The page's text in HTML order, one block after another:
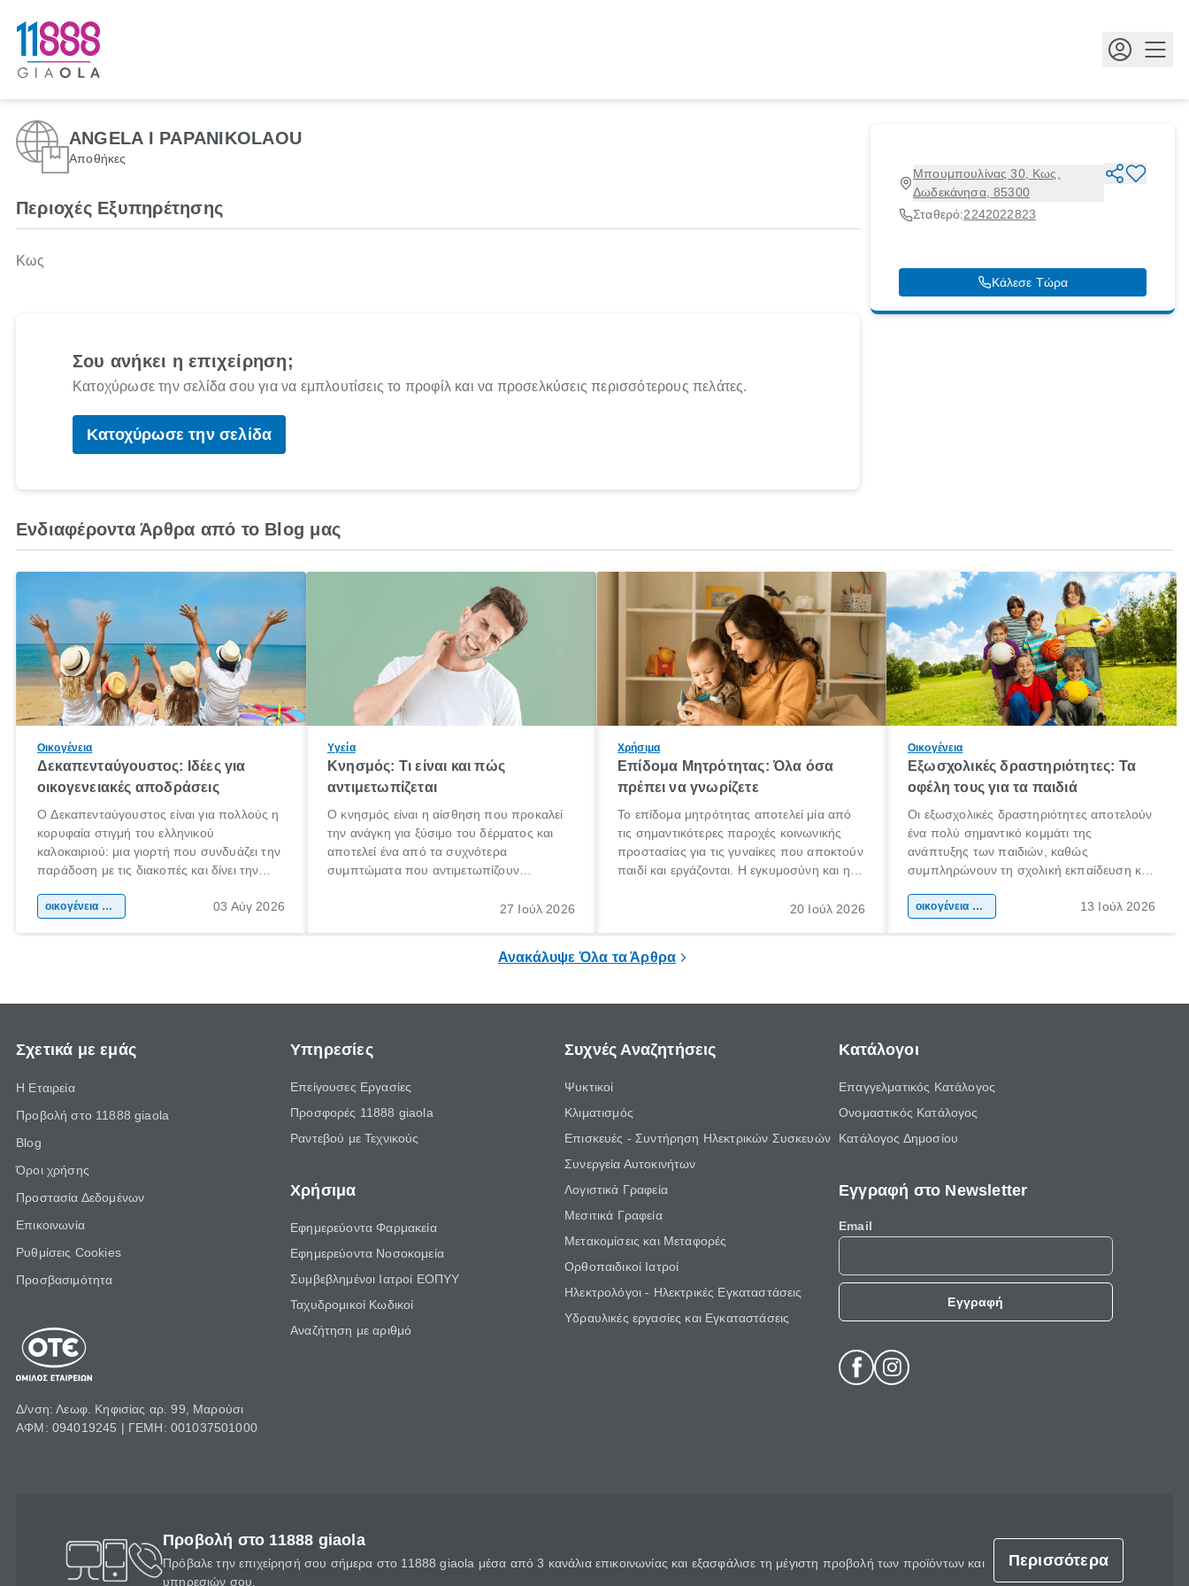
ANGELA I PAPANIKOLAOU
Αποθήκες
Μπουμπουλίνας 30, Κως,
Δωδεκάνησα, 85300
Σταθερό:2242022823
Κάλεσε Τώρα
Περιοχές Εξυπηρέτησης
Κως
Σου ανήκει η επιχείρηση;
Κατοχύρωσε την σελίδα σου για να εμπλουτίσεις το προφίλ και να προσελκύσεις περισσότερους πελάτες.
Κατοχύρωσε την σελίδα
Ενδιαφέροντα Άρθρα από το Blog μας
Οικογένεια
Δεκαπενταύγουστος: Ιδέες για
οικογενειακές αποδράσεις
Ο Δεκαπενταύγουστος είναι για πολλούς η
κορυφαία στιγμή του ελληνικού
καλοκαιριού: μια γιορτή που συνδυάζει την
παράδοση με τις διακοπές και δίνει την
χώρας. Είτε πρόκειται για λίγες μέρες
οικογένεια & παιδί 03 Αύγ 2026
Υγεία
Κνησμός: Τι είναι και πώς
αντιμετωπίζεται
Ο κνησμός είναι η αίσθηση που προκαλεί
την ανάγκη για ξύσιμο του δέρματος και
αποτελεί ένα από τα συχνότερα
συμπτώματα που αντιμετωπίζουν
πληροφορίες για το «κνησμός τι είναι»,
27 Ιούλ 2026
Χρήσιμα
Επίδομα Μητρότητας: Όλα όσα
πρέπει να γνωρίζετε
Το επίδομα μητρότητας αποτελεί μία από
τις σημαντικότερες παροχές κοινωνικής
προστασίας για τις γυναίκες που αποκτούν
παιδί και εργάζονται. Η εγκυμοσύνη και η
σημαντική περίοδος στη ζωή κάθε20 Ιούλ 2026
Οικογένεια
Εξωσχολικές δραστηριότητες: Τα
οφέλη τους για τα παιδιά
Οι εξωσχολικές δραστηριότητες αποτελούν
ένα πολύ σημαντικό κομμάτι της
ανάπτυξης των παιδιών, καθώς
συμπληρώνουν τη σχολική εκπαίδευση και
της προσωπικότητας, της κοινωνικότητας
οικογένεια & παιδί 13 Ιούλ 2026
Ανακάλυψε Όλα τα Άρθρα
Σχετικά με εμάς
Η Εταιρεία
Προβολή στο 11888 giaola
Blog
Όροι χρήσης
Προστασία Δεδομένων
Επικοινωνία
Ρυθμίσεις Cookies
Προσβασιμότητα
Δ/νση: Λεωφ. Κηφισίας αρ. 99, Μαρούσι
ΑΦΜ: 094019245 | ΓΕΜΗ: 001037501000
Υπηρεσίες
Επείγουσες Εργασίες
Προσφορές 11888 giaola
Ραντεβού με Τεχνικούς
Χρήσιμα
Εφημερεύοντα Φαρμακεία
Εφημερεύοντα Νοσοκομεία
Συμβεβλημένοι Ιατροί ΕΟΠΥΥ
Ταχυδρομικοί Κωδικοί
Αναζήτηση με αριθμό
Συχνές Αναζητήσεις
Ψυκτικοί
Κλιματισμός
Επισκευές - Συντήρηση Ηλεκτρικών Συσκευών
Συνεργεία Αυτοκινήτων
Λογιστικά Γραφεία
Μεσιτικά Γραφεία
Μετακομίσεις και Μεταφορές
Ορθοπαιδικοί Ιατροί
Ηλεκτρολόγοι - Ηλεκτρικές Εγκαταστάσεις
Υδραυλικές εργασίες και Εγκαταστάσεις
Κατάλογοι
Επαγγελματικός Κατάλογος
Ονομαστικός Κατάλογος
Κατάλογος Δημοσίου
Εγγραφή στο Newsletter
Email
Εγγραφή
Προβολή στο 11888 giaola
Πρόβαλε την επιχείρησή σου σήμερα στο 11888 giaola μέσα από 3 κανάλια επικοινωνίας και εξασφάλισε τη μέγιστη προβολή των προϊόντων και
υπηρεσιών σου.
Περισσότερα